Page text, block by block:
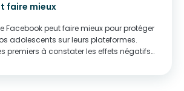
faire mieux
Facebook peut faire mieux pour protéger
adolescents sur leurs plateformes.
premiers à constater les effets négatifs